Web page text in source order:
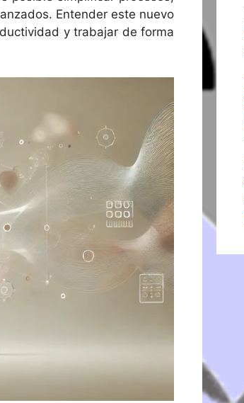
Entender este nuevo
y trabajar de forma